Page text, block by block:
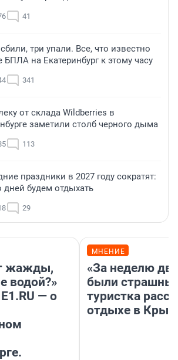
41
три упали. Все, что известно
БПЛА на Екатеринбург к этому часу
341
от склада Wildberries в
заметили столб черного дыма
113
праздники в 2027 году сократят:
дней будем отдыхать
29
жажды,
водой?»
— о
МНЕНИЕ
«За неделю
были
туристка
отдыхе в